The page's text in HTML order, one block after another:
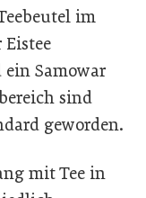
im
Samowar
sind
geworden.
mit Tee in